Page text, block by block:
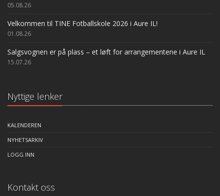
05.08.26
Velkommen til TINE Fotballskole 2026 i Aure IL!
01.08.26
Salgsvognen er på plass – et løft for arrangementene i Aure IL
15.07.26
Nyttige lenker
KALENDEREN
NYHETSARKIV
LOGG INN
Kontakt oss